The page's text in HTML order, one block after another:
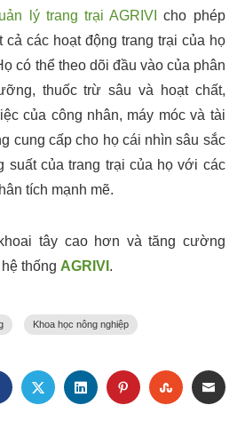
lý trang trại AGRIVI
cho phép
cả các hoạt động trang trại của họ
có thể theo dõi đầu vào của phân
thuốc trừ sâu và hoạt chất,
của công nhân, máy móc và tài
cung cấp cho họ cái nhìn sâu sắc
suất của trang trại của họ với các
tích mạnh mẽ.
tây cao hơn và tăng cường
thống AGRIVI .
Khoa học nông nghiệp
FACEBOOKTWITTERLINKEDINPINTEREST